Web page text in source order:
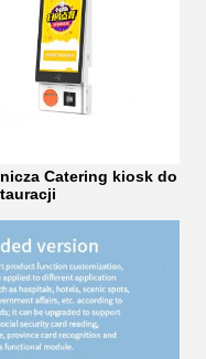
Catering kiosk do